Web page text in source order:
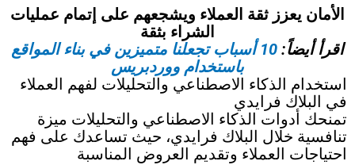
الأمان يعزز ثقة العملاء ويشجعهم على إتمام عمليات
الشراء بثقة
اقرأ أيضاً:
10 أسباب تجعلنا متميزين في بناء المواقع
باستخدام ووردبريس
استخدام الذكاء الاصطناعي والتحليلات لفهم العملاء
في البلاك فرايدي
تمنحك أدوات الذكاء الاصطناعي والتحليلات ميزة
تنافسية خلال البلاك فرايدي، حيث تساعدك على فهم
احتياجات العملاء وتقديم العروض المناسبة